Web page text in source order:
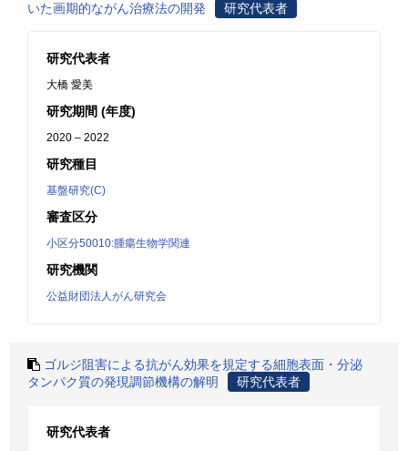
いた画期的ながん治療法の開発
研究代表者
研究代表者
大橋 愛美
研究期間 (年度)
2020 – 2022
研究種目
基盤研究(C)
審査区分
小区分50010:腫瘍生物学関連
研究機関
公益財団法人がん研究会
ゴルジ阻害による抗がん効果を規定する細胞表面・分泌
タンパク質の発現調節機構の解明
研究代表者
研究代表者